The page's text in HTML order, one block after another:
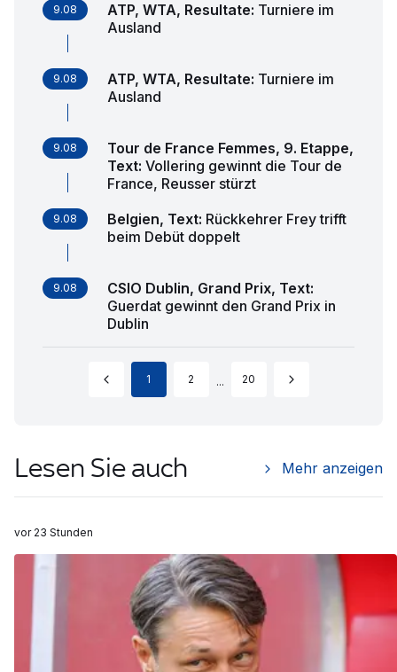
9.08 ATP, WTA, Resultate: Turniere im
Ausland
9.08 ATP, WTA, Resultate: Turniere im
Ausland
9.08
Tour de France Femmes, 9. Etappe,
Text: Vollering gewinnt die Tour de
France, Reusser stürzt
9.08 Belgien, Text: Rückkehrer Frey trifft
beim Debüt doppelt
9.08 CSIO Dublin, Grand Prix, Text:
Guerdat gewinnt den Grand Prix in
Dublin
1 2 ... 20
Lesen Sie auch Mehr anzeigen
vor 23 Stunden